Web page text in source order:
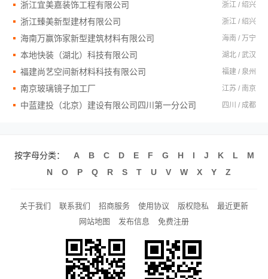
浙江宜美嘉装饰工程有限公司 浙江 / 绍兴
浙江臻美新型建材有限公司 浙江 / 绍兴
海南万赢饰家新型建筑材料有限公司 海南 / 万宁
本地快装（湖北）科技有限公司 湖北 / 武汉
福建尚艺空间新材料科技有限公司 福建 / 泉州
南京玻璃镜子加工厂 江苏 / 南京
中蓝建投（北京）建设有限公司四川第一分公司 四川 / 成都
按字母分类： A B C D E F G H I J K L
M
N
O P Q R S T U V W X Y Z
关于我们 联系我们 招商服务 使用协议 版权隐私
最近更新
网站地图
发布信息 免费注册